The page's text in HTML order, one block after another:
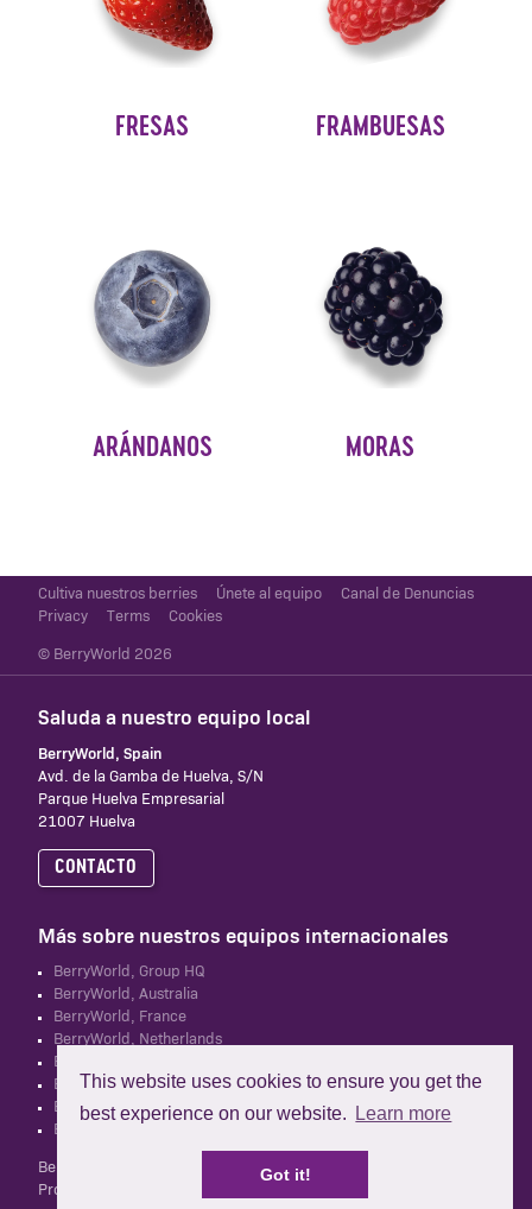
This website uses cookies to ensure you get the
best experience on our website.
Learn more
Got it!
FRESAS FRAMBUESAS
ARÁNDANOS MORAS
Cultiva nuestros berries Únete al equipo
Canal de Denuncias
Privacy
Terms Cookies
© BerryWorld 2026
Saluda a nuestro equipo local
BerryWorld, Spain
Avd. de la Gamba de Huelva, S/N
Parque Huelva Empresarial
21007 Huelva
CONTACTO
Más sobre nuestros equipos internacionales
BerryWorld, Group HQ
BerryWorld, Australia
BerryWorld, France
BerryWorld, Netherlands
BerryWorld, South Africa
BerryWorld, UK
BerryWorld, New Zealand
BerryWorld Asia
BerryWorld Iberia S.L.U no está relacionada con Mastronardi
Produce, que es propietaria y operadora de la marca BerryWorld